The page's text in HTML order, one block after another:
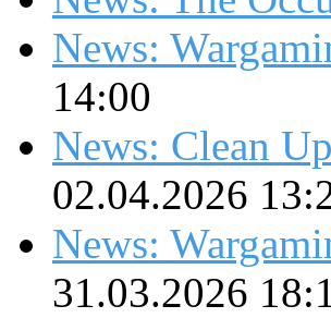
News:
14:00
News: Clean
02.04.2026
News:
31.03.2026